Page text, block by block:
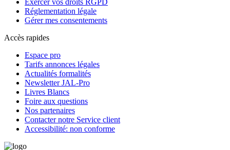
Réglementation légale
Gérer mes consentements
Accès rapides
Espace pro
Tarifs annonces légales
Actualités formalités
Newsletter JAL-Pro
Livres Blancs
Foire aux questions
Nos partenaires
Contacter notre Service client
Accessibilité: non conforme